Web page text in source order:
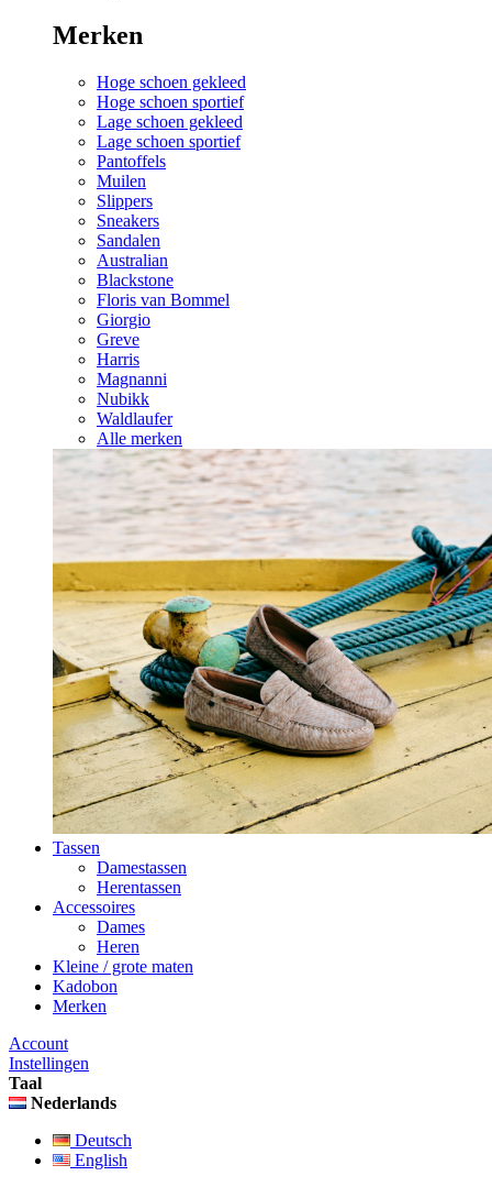
Merken
Hoge schoen gekleed
Hoge schoen sportief
Lage schoen gekleed
Lage schoen sportief
Pantoffels
Muilen
Slippers
Sneakers
Sandalen
Australian
Blackstone
Floris van Bommel
Giorgio
Greve
Harris
Magnanni
Nubikk
Waldlaufer
Alle merken
Tassen
Damestassen
Herentassen
Accessoires
Dames
Heren
Kleine / grote maten
Kadobon
Merken
Account
Instellingen
Taal
Nederlands
Deutsch
English